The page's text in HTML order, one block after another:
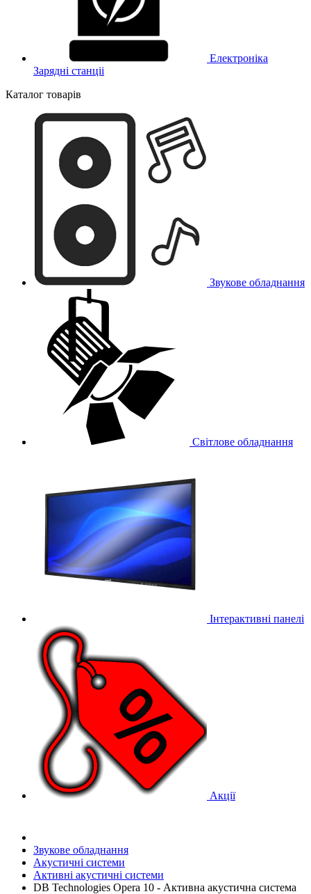
Електроніка
Зарядні станціі
Каталог товарів
Звукове обладнання
Світлове обладнання
Інтерактивні панелі
Акції
Звукове обладнання
Акустичні системи
Активні акустичні системи
DB Technologies Opera 10 - Активна акустична система